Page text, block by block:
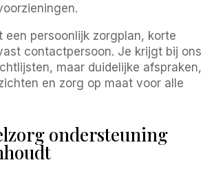
een persoonlijk zorgplan, korte
contactpersoon. Je krijgt bij ons
maar duidelijke afspraken,
en zorg op maat voor alle
ondersteuning